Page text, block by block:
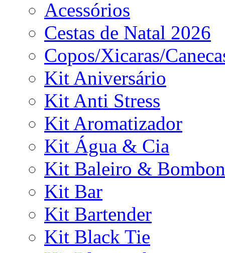
Acessórios
Cestas de Natal 2026
Copos/Xicaras/
Kit Aniversário
Kit Anti Stress
Kit Aromatizador
Kit Água & Cia
Kit Baleiro &
Kit Bar
Kit Bartender
Kit Black Tie